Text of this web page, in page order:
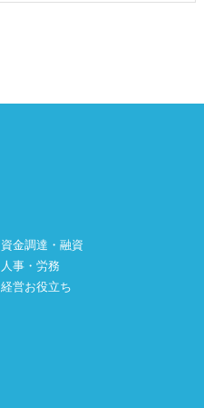
資⾦調達・融資
⼈事・労務
経営お役立ち